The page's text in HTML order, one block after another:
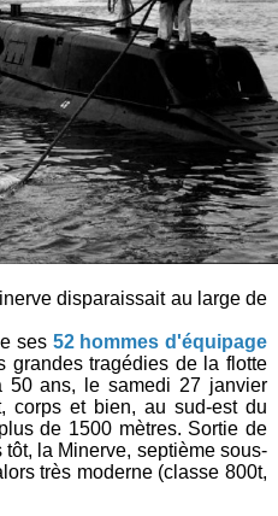
disparaissait au large de
ses 52 hommes d'équipage
grandes tragédies de la flotte
50 ans, le samedi 27 janvier
corps et bien, au sud-est du
de 1500 mètres. Sortie de
la Minerve, septième sous-
très moderne (classe 800t,